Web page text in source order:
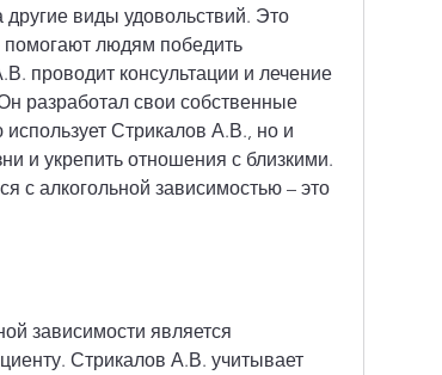
другие виды удовольствий. Это
помогают людям победить
проводит консультации и лечение
разработал свои собственные
Стрикалов А.В., но и
и укрепить отношения с близкими.
с алкогольной зависимостью – это
зависимости является
Стрикалов А.В. учитывает